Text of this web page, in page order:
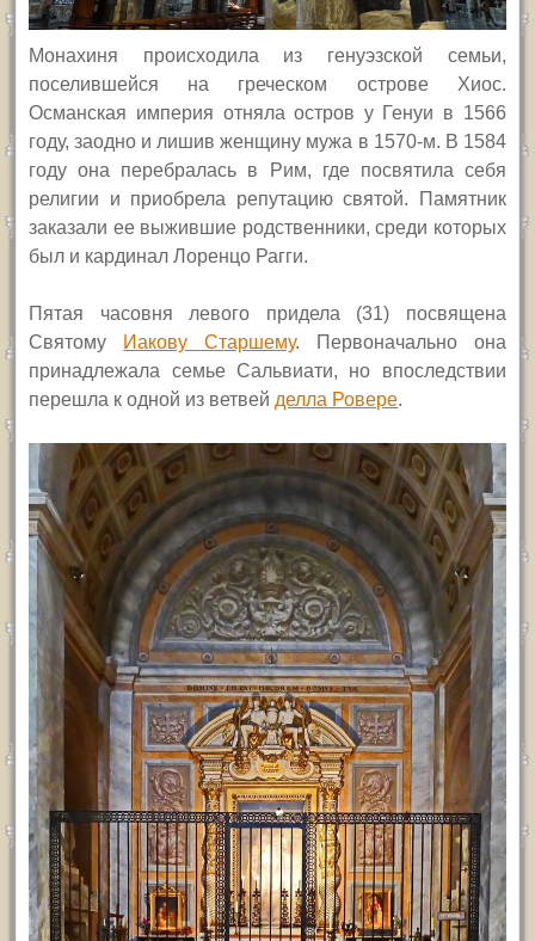
Монахиня происходила из генуэзской семьи,
поселившейся на греческом острове Хиос.
Османская империя отняла остров у Генуи в 1566
году, заодно и лишив женщину мужа в 1570-м. В 1584
году она перебралась в Рим, где посвятила себя
религии и приобрела репутацию святой. Памятник
заказали ее выжившие родственники, среди которых
был и кардинал Лоренцо Рагги.
Пятая часовня левого придела (31) посвящена
Святому
Иакову Старшему. Первоначально она
принадлежала семье Сальвиати, но впоследствии
перешла к одной из ветвей делла Ровере.